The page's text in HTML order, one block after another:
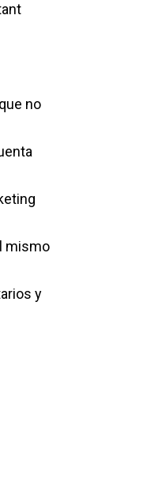
no
mismo
y